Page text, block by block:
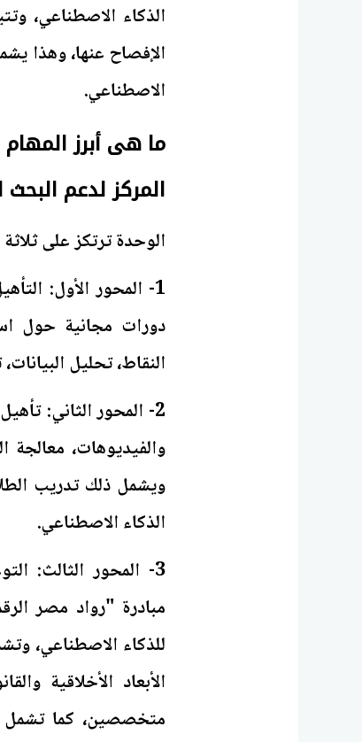
الذكاء الاصطناعي،
الإفصاح عنها، وهذا
الاصطناعي.
ما هى أبرز المهام
المركز لدعم
الوحدة ترتكز على
1- المحور الأول:
دورات مجانية حول
النقاط، تحليل
2- المحور الثاني:
الذكاء الاصطناعي.
3- المحور الثالث:
مبادرة "رواد مصر
للذكاء الاصطناعي،
الأبعاد الأخلاقية
متخصصين، كما تشمل